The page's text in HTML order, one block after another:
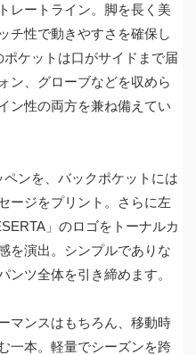
レートライン。脚を長く美
チ性で動きやすさを確保し
ケットは口がサイドまで届
ン、グローブなどを収めら
ン性の両方を兼ね備えてい
ンを、バックポケットには
ージをプリント。さらに左
」のロゴをトーナルカ
を演出。シンプルでありな
ンツ全体を引き締めます。
マンスはもちろん、移動時
一本。軽量でシーズンを跨